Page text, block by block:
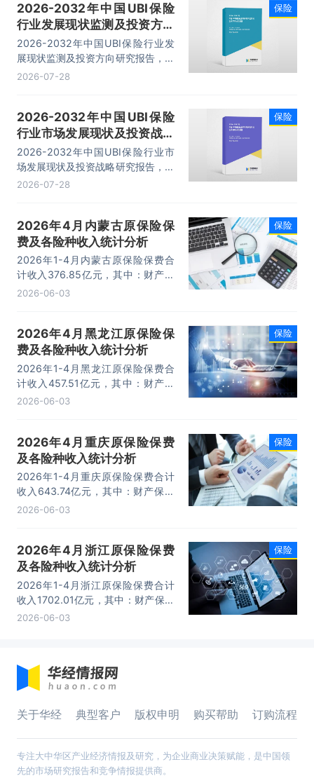
2026-2032年中国UBI保险
行业发展现状监测及投资方向
研究报告
2026-2032年中国UBI保险行业发
展现状监测及投资方向研究报告，主
要包括行业企业分析、发展趋势分
2026-07-28
保险
2026-2032年中国UBI保险
行业市场发展现状及投资战略
研究报告
2026-2032年中国UBI保险行业市
场发展现状及投资战略研究报告，主
要包括相关公司研究、国外UBI产品
内容。
2026-07-28
保险
2026年4月内蒙古原保险保
费及各险种收入统计分析
2026年1-4月内蒙古原保险保费合
计收入376.85亿元，其中：财产保
险为70.92亿元，寿险为238.17亿
2026-06-03
保险
2026年4月黑龙江原保险保
费及各险种收入统计分析
2026年1-4月黑龙江原保险保费合
计收入457.51亿元，其中：财产保
险为59.96亿元，寿险为293.2亿
2026-06-03
保险
2026年4月重庆原保险保费
及各险种收入统计分析
2026年1-4月重庆原保险保费合计
收入643.74亿元，其中：财产保险
为89.82亿元，寿险为415.06亿
2026-06-03
保险
2026年4月浙江原保险保费
及各险种收入统计分析
2026年1-4月浙江原保险保费合计
收入1702.01亿元，其中：财产保险
为323.86亿元，寿险为1091.23亿
2026-06-03
保险
关于华经 典型客户 版权申明 购买帮助 订购流程
专注大中华区产业经济情报及研究，为企业商业决策赋能，是中国领
先的市场研究报告和竞争情报提供商。